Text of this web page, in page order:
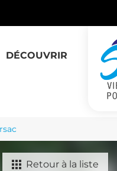
DÉCOUVRIR
Retour à la liste